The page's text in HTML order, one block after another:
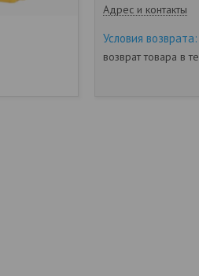
Адрес и контакты
возврат товара в